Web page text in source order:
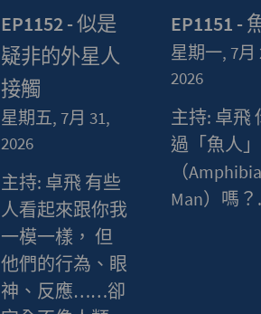
EP1152 - 似是
疑非的外星人
接觸
星期五, 7月 31,
2026
主持: 卓飛 有些
人看起來跟你我
一模一樣， 但
他們的行為、眼
神、反應……卻
EP1151 -
星期一, 7月
2026
主持: 卓飛
過「魚人」
（
Man）嗎？